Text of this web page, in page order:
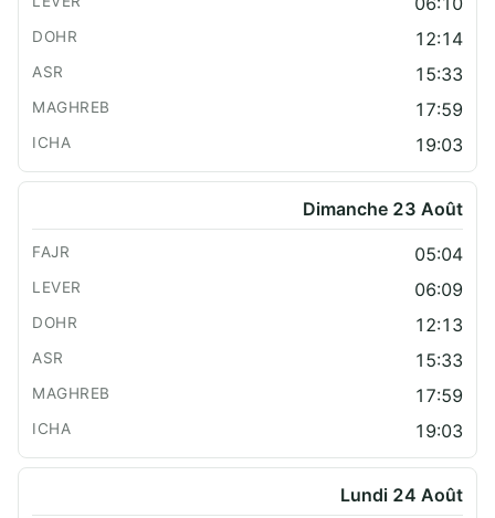
12:14
15:33
17:59
19:03
Dimanche 23 Août
05:04
06:09
12:13
15:33
17:59
19:03
Lundi 24 Août